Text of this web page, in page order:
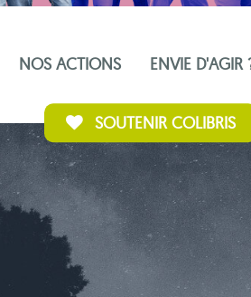
NOS ACTIONS ENVIE D'AGIR
SOUTENIR COLIBRIS